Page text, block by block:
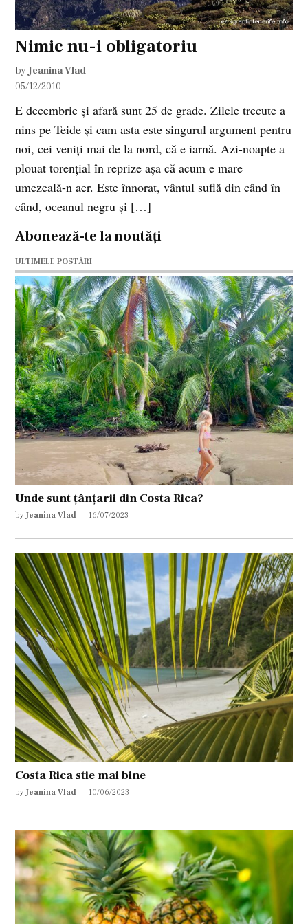
Nimic nu-i obligatoriu
by Jeanina Vlad
05/12/2010
E decembrie şi afară sunt 25 de grade. Zilele trecute a
nins pe Teide şi cam asta este singurul argument pentru
noi, cei veniţi mai de la nord, că e iarnă. Azi-noapte a
plouat torenţial în reprize aşa că acum e mare
umezeală-n aer. Este înnorat, vântul suflă din când în
când, oceanul negru şi […]
Abonează-te la noutăți
ULTIMELE POSTĂRI
Unde sunt țânțarii din Costa Rica?
by Jeanina Vlad 16/07/2023
Costa Rica stie mai bine
by Jeanina Vlad 10/06/2023